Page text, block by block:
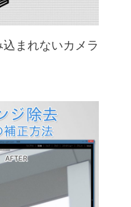
まれないカメラ